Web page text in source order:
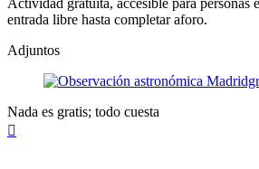
Actividad gratuita, accesible para personas
entrada libre hasta completar aforo.
Adjuntos
Nada es gratis; todo cuesta